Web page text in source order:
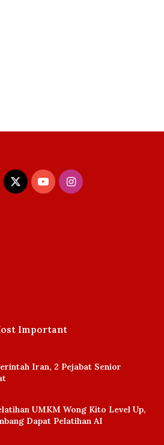
X YouTubeInstagram
Important
Iran, 2 Pejabat Senior
UMKM Wong Kito Level Up,
Dapat Pelatihan AI